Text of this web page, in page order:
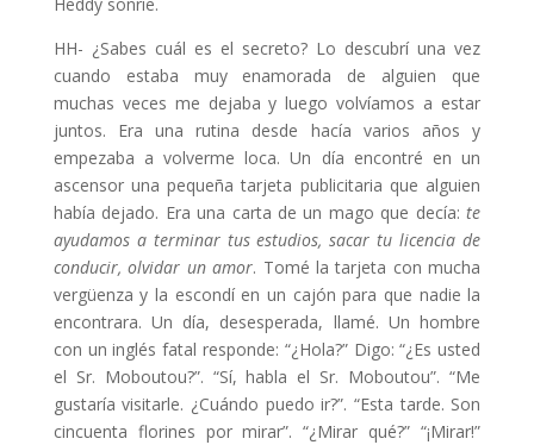
HH- ¿Sabes cuál es el secreto? Lo descubrí una vez
cuando estaba muy enamorada de alguien que
muchas veces me dejaba y luego volvíamos a estar
juntos. Era una rutina desde hacía varios años y
empezaba a volverme loca. Un día encontré en un
ascensor una pequeña tarjeta publicitaria que alguien
había dejado. Era una carta de un mago que decía:te
ayudamos a terminar tus estudios, sacar tu licencia de
conducir, olvidar un amor. Tomé la tarjeta con mucha
vergüenza y la escondí en un cajón para que nadie la
encontrara. Un día, desesperada, llamé. Un hombre
con un inglés fatal responde: “¿Hola?” Digo: “¿Es usted
el Sr. Moboutou?”. “Sí, habla el Sr. Moboutou”. “Me
gustaría visitarle. ¿Cuándo puedo ir?”. “Esta tarde. Son
cincuenta florines por mirar”. “¿Mirar qué?” “¡Mirar!”